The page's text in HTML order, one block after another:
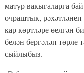
матур вакыгаларга
очраштык, рәхәтләнеп
кар көртләре өелгән
белән бергәләп төрле
сыйлыбыз.